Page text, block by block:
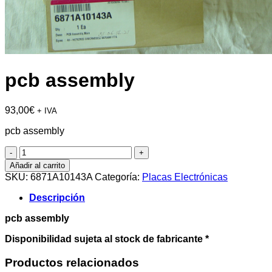
pcb assembly
93,00€ + IVA
pcb assembly
pcb
assembly
cantidad
Añadir al carrito
SKU: 6871A10143A Categoría: Placas Electrónicas
Descripción
pcb assembly
Disponibilidad sujeta al stock de fabricante *
Productos relacionados